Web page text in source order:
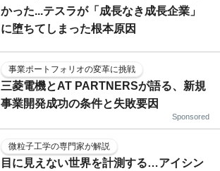
かった...テスラが「成長なき成長企業」
に堕ちてしまった根本原因
事業ポートフォリオの変革に挑戦
三菱電機とAT PARTNERSが語る、新規
事業開発成功の条件と失敗要因
Sponsored
微粒子工学の専門家が解説
目に見えない世界を計測する…アイシン